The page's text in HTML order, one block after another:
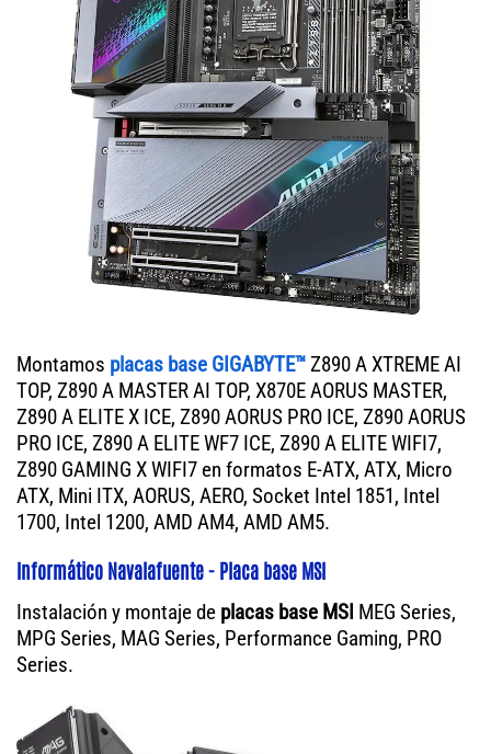
Montamos placas base GIGABYTE™Z890 A XTREME AI
TOP, Z890 A MASTER AI TOP, X870E AORUS MASTER,
Z890 A ELITE X ICE, Z890 AORUS PRO ICE, Z890 AORUS
PRO ICE, Z890 A ELITE WF7 ICE, Z890 A ELITE WIFI7,
Z890 GAMING X WIFI7 en formatos E-ATX, ATX, Micro
ATX, Mini ITX, AORUS, AERO, Socket Intel 1851, Intel
1700, Intel 1200, AMD AM4, AMD AM5.
Informático Navalafuente - Placa base MSI
Instalación y montaje de placas base MSI MEG Series,
MPG Series, MAG Series, Performance Gaming, PRO
Series.